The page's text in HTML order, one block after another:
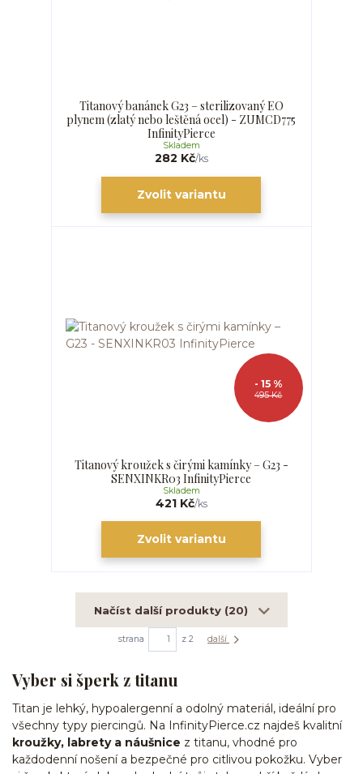
Titanový banánek G23 – sterilizovaný EO
plynem (zlatý nebo leštěná ocel) - ZUMCD775
InfinityPierce
282 Kč/ks
Skladem
Zvolit variantu
495 Kč
- 15 %
Titanový kroužek s čirými kamínky – G23 -
SENXINKR03 InfinityPierce
421 Kč/ks
Skladem
Zvolit variantu
Načíst další produkty (20)
strana z 2 další
Vyber si šperk z titanu
Titan je lehký, hypoalergenní a odolný materiál, ideální pro
všechny typy piercingů. Na InfinityPierce.cz najdeš kvalitní
kroužky, labrety a náušnice z titanu, vhodné pro
každodenní nošení a bezpečné pro citlivou pokožku. Vyber